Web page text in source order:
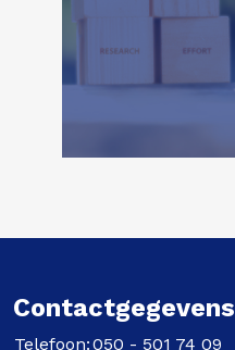
Contactgegevens
Telefoon:050 - 501 74 09